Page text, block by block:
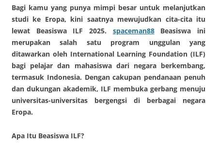
Bagi kamu yang punya mimpi besar untuk melanjutkan
studi ke Eropa, kini saatnya mewujudkan cita-cita itu
lewat Beasiswa ILF 2025. spaceman88Beasiswa ini
merupakan salah satu program unggulan yang
ditawarkan oleh International Learning Foundation (ILF)
bagi pelajar dan mahasiswa dari negara berkembang,
termasuk Indonesia. Dengan cakupan pendanaan penuh
dan dukungan akademik, ILF membuka gerbang menuju
universitas-universitas bergengsi di berbagai negara
Eropa.
Apa Itu Beasiswa ILF?